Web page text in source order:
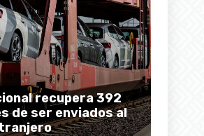
recupera 392
de ser enviados al